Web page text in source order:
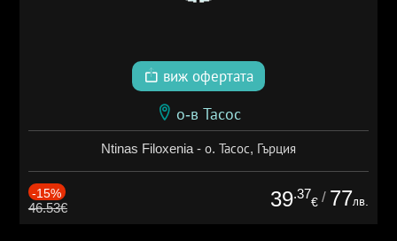
виж офертата
о-в Тасос
Ntinas Filoxenia - о. Тасос, Гърция
-15%
46.53€ 39.37
€ / 77лв.